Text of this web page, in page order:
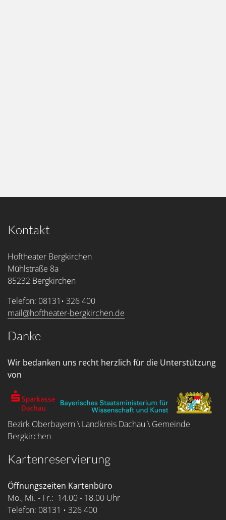
Kontakt
Hoftheater Bergkirchen
Mühlstraße 8a
85232 Bergkirchen
Telefon: 08131• 326 400
mail@hoftheater-bergkirchen.de
Danke
Wir bedanken uns recht herzlich für die Unterstützung
von
Bezirk Oberbayern \ Landkreis Dachau \ Gemeinde
Bergkirchen
Kartenreservierung
Öffnungszeiten Kartenbüro
Mo., Mi. - Fr.: 14.00 - 18.00 Uhr
Telefon: 08131 • 326 400